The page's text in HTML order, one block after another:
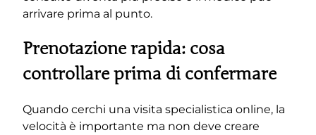
arrivare prima al punto.
Prenotazione rapida: cosa
controllare prima di confermare
Quando cerchi una visita specialistica online, la
velocità è importante ma non deve creare